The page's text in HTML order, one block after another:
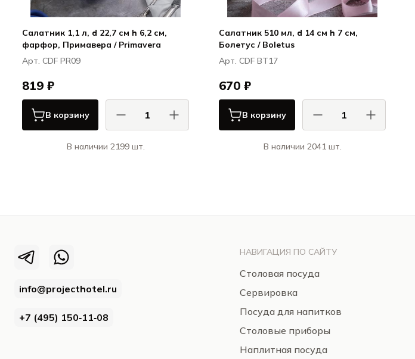
Салатник 1,1 л, d 22,7 см h 6,2 см,
фарфор, Примавера / Primavera
Арт. CDF PR09
819 ₽
В корзину
В наличии 2199 шт.
Салатник 510 мл, d 14 см h 7 см,
Болетус / Boletus
Арт. CDF BT17
670 ₽
В корзину
В наличии 2041 шт.
info@projecthotel.ru
+7 (495) 150‑11‑08
НАВИГАЦИЯ ПО САЙТУ
Столовая посуда
Сервировка
Посуда для напитков
Столовые приборы
Наплитная посуда